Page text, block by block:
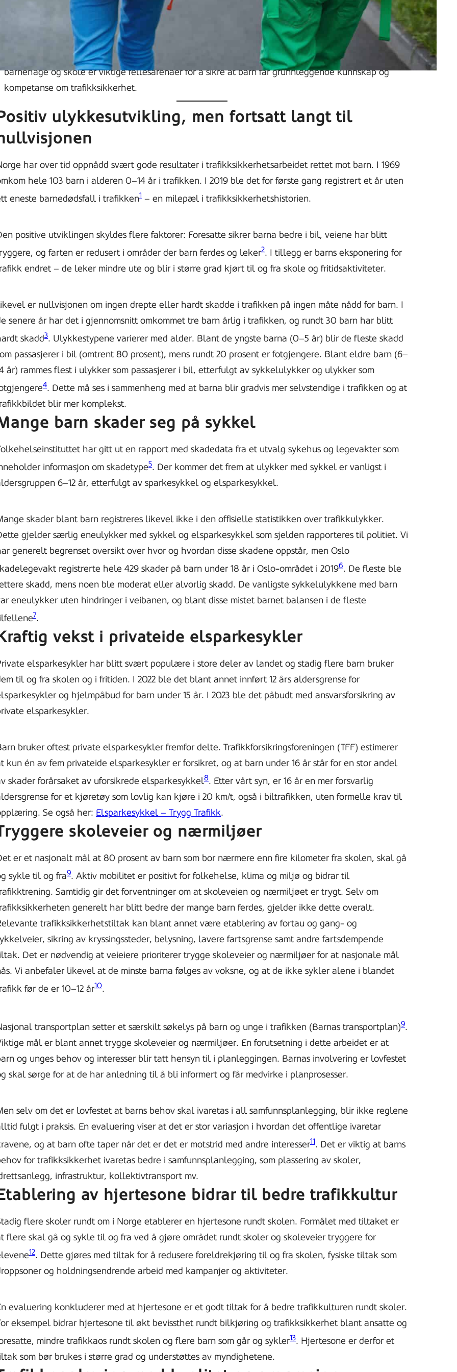
Her er hjertesone et aktuelt tiltak.
Barns behov for trafikksikkerhet må ivaretas bedre i samfunnsplanlegging, som plassering av
skoler, idrettsanlegg, infrastruktur, kollektivtransport mv.
Trafikkopplæring er en viktig del av nullvisjonsarbeidet i Norge. Foresatte har hovedansvaret, og
barnehage og skole er viktige fellesarenaer for å sikre at barn får grunnleggende kunnskap og
kompetanse om trafikksikkerhet.
ulykkesutvikling, men fortsatt langt til
har over tid oppnådd svært gode resultater i trafikksikkerhetsarbeidet rettet mot barn. I 1969
hele 103 barn i alderen 0–14 år i trafikken. I 2019 ble det for første gang registrert et år uten
eneste barnedødsfall i trafikken1 – en milepæl i trafikksikkerhetshistorien.
positive utviklingen skyldes flere faktorer: Foresatte sikrer barna bedre i bil, veiene har blitt
og farten er redusert i områder der barn ferdes og leker2. I tillegg er barns eksponering for
endret – de leker mindre ute og blir i større grad kjørt til og fra skole og fritidsaktiviteter.
er nullvisjonen om ingen drepte eller hardt skadde i trafikken på ingen måte nådd for barn. I
senere år har det i gjennomsnitt omkommet tre barn årlig i trafikken, og rundt 30 barn har blitt
skadd3. Ulykkestypene varierer med alder. Blant de yngste barna (0–5 år) blir de fleste skadd
passasjerer i bil (omtrent 80 prosent), mens rundt 20 prosent er fotgjengere. Blant eldre barn (6–
år) rammes flest i ulykker som passasjerer i bil, etterfulgt av sykkelulykker og ulykker som
4. Dette må ses i sammenheng med at barna blir gradvis mer selvstendige i trafikken og at
blir mer komplekst.
barn skader seg på sykkel
har gitt ut en rapport med skadedata fra et utvalg sykehus og legevakter som
informasjon om skadetype5. Der kommer det frem at ulykker med sykkel er vanligst i
6–12 år, etterfulgt av sparkesykkel og elsparkesykkel.
skader blant barn registreres likevel ikke i den offisielle statistikken over trafikkulykker.
gjelder særlig eneulykker med sykkel og elsparkesykkel som sjelden rapporteres til politiet. Vi
generelt begrenset oversikt over hvor og hvordan disse skadene oppstår, men Oslo
registrerte hele 429 skader på barn under 18 år i Oslo-området i 20196. De fleste ble
skadd, mens noen ble moderat eller alvorlig skadd. De vanligste sykkelulykkene med barn
eneulykker uten hindringer i veibanen, og blant disse mistet barnet balansen i de fleste
7.
vekst i privateide elsparkesykler
elsparkesykler har blitt svært populære i store deler av landet og stadig flere barn bruker
til og fra skolen og i fritiden. I 2022 ble det blant annet innført 12 års aldersgrense for
og hjelmpåbud for barn under 15 år. I 2023 ble det påbudt med ansvarsforsikring av
elsparkesykler.
bruker oftest private elsparkesykler fremfor delte. Trafikkforsikringsforeningen (TFF) estimerer
kun én av fem privateide elsparkesykler er forsikret, og at barn under 16 år står for en stor andel
skader forårsaket av uforsikrede elsparkesykkel8. Etter vårt syn, er 16 år en mer forsvarlig
for et kjøretøy som lovlig kan kjøre i 20 km/t, også i biltrafikken, uten formelle krav til
Se også her: Elsparkesykkel – Trygg Trafikk.
skoleveier og nærmiljøer
er et nasjonalt mål at 80 prosent av barn som bor nærmere enn fire kilometer fra skolen, skal gå
sykle til og fra9. Aktiv mobilitet er positivt for folkehelse, klima og miljø og bidrar til
Samtidig gir det forventninger om at skoleveien og nærmiljøet er trygt. Selv om
generelt har blitt bedre der mange barn ferdes, gjelder ikke dette overalt.
trafikksikkerhetstiltak kan blant annet være etablering av fortau og gang- og
sikring av kryssingssteder, belysning, lavere fartsgrense samt andre fartsdempende
Det er nødvendig at veieiere prioriterer trygge skoleveier og nærmiljøer for at nasjonale mål
Vi anbefaler likevel at de minste barna følges av voksne, og at de ikke sykler alene i blandet
før de er 10–12 år10.
transportplan setter et særskilt søkelys på barn og unge i trafikken (Barnas transportplan)9.
mål er blant annet trygge skoleveier og nærmiljøer. En forutsetning i dette arbeidet er at
og unges behov og interesser blir tatt hensyn til i planleggingen. Barnas involvering er lovfestet
skal sørge for at de har anledning til å bli informert og får medvirke i planprosesser.
selv om det er lovfestet at barns behov skal ivaretas i all samfunnsplanlegging, blir ikke reglene
fulgt i praksis. En evaluering viser at det er stor variasjon i hvordan det offentlige ivaretar
og at barn ofte taper når det er det er motstrid med andre interesser11. Det er viktig at barns
for trafikksikkerhet ivaretas bedre i samfunnsplanlegging, som plassering av skoler,
infrastruktur, kollektivtransport mv.
av hjertesone bidrar til bedre trafikkultur
flere skoler rundt om i Norge etablerer en hjertesone rundt skolen. Formålet med tiltaket er
flere skal gå og sykle til og fra ved å gjøre området rundt skoler og skoleveier tryggere for
12. Dette gjøres med tiltak for å redusere foreldrekjøring til og fra skolen, fysiske tiltak som
og holdningsendrende arbeid med kampanjer og aktiviteter.
evaluering konkluderer med at hjertesone er et godt tiltak for å bedre trafikkulturen rundt skoler.
eksempel bidrar hjertesone til økt bevissthet rundt bilkjøring og trafikksikkerhet blant ansatte og
mindre trafikkaos rundt skolen og flere barn som går og sykler13. Hjertesone er derfor et
som bør brukes i større grad og understøttes av myndighetene.